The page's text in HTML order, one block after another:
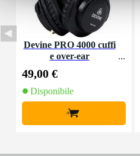
Devine PRO 4000 cuffi
e over-ear
49,00 €
Disponibile
+